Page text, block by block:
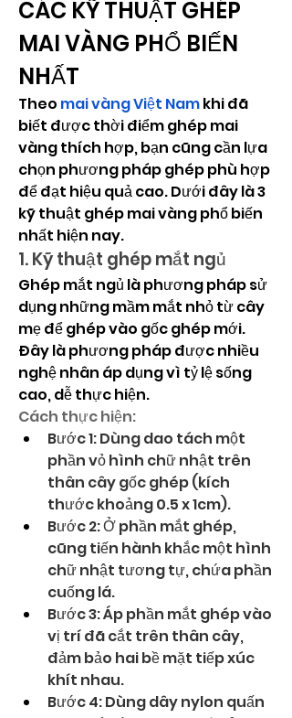
CÁC KỸ THUẬT GHÉP
MAI VÀNG PHỔ BIẾN
NHẤT
Theo mai vàng Việt Nam khi đã
biết được thời điểm ghép mai
vàng thích hợp, bạn cũng cần lựa
chọn phương pháp ghép phù hợp
để đạt hiệu quả cao. Dưới đây là 3
kỹ thuật ghép mai vàng phổ biến
nhất hiện nay.
1. Kỹ thuật ghép mắt ngủ
Ghép mắt ngủ là phương pháp sử
dụng những mầm mắt nhỏ từ cây
mẹ để ghép vào gốc ghép mới.
Đây là phương pháp được nhiều
nghệ nhân áp dụng vì tỷ lệ sống
cao, dễ thực hiện.
Cách thực hiện:
Bước 1: Dùng dao tách một
phần vỏ hình chữ nhật trên
thân cây gốc ghép (kích
thước khoảng 0.5 x 1cm).
Bước 2: Ở phần mắt ghép,
cũng tiến hành khắc một hình
chữ nhật tương tự, chứa phần
cuống lá.
Bước 3: Áp phần mắt ghép vào
vị trí đã cắt trên thân cây,
đảm bảo hai bề mặt tiếp xúc
khít nhau.
Bước 4: Dùng dây nylon quấn